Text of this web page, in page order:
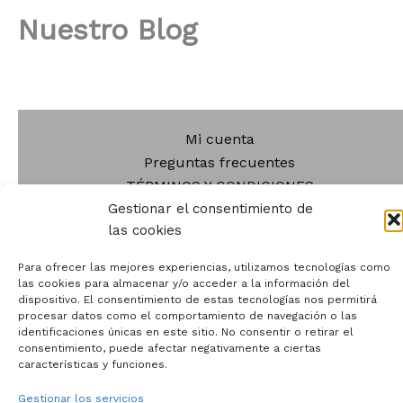
Gestionar el consentimiento de
las cookies
Para ofrecer las mejores experiencias, utilizamos tecnologías como
las cookies para almacenar y/o acceder a la información del
dispositivo. El consentimiento de estas tecnologías nos permitirá
procesar datos como el comportamiento de navegación o las
identificaciones únicas en este sitio. No consentir o retirar el
consentimiento, puede afectar negativamente a ciertas
características y funciones.
Gestionar los servicios
Nuestro Blog
Mi cuenta
Preguntas frecuentes
TÉRMINOS Y CONDICIONES
POLÍTICA DE PRIVACIDAD
POLÍTICA DE COOKIES
POLÍTICA DE DEVOLUCIONES
Blog
Tienda
Contacto